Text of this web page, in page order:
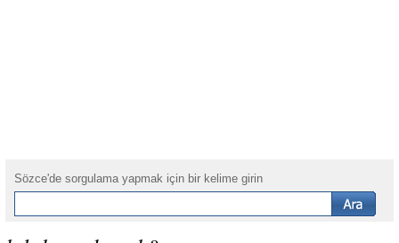
Sözce'de sorgulama yapmak için bir kelime girin